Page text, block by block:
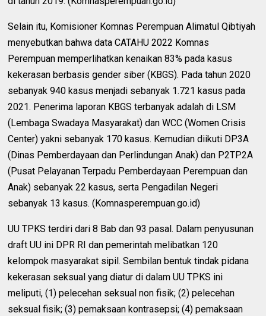
Selain itu, Komisioner Komnas Perempuan Alimatul Qibtiyah
menyebutkan bahwa data CATAHU 2022 Komnas
Perempuan memperlihatkan kenaikan 83% pada kasus
kekerasan berbasis gender siber (KBGS). Pada tahun 2020
sebanyak 940 kasus menjadi sebanyak 1.721 kasus pada
2021. Penerima laporan KBGS terbanyak adalah di LSM
(Lembaga Swadaya Masyarakat) dan WCC (Women Crisis
Center) yakni sebanyak 170 kasus. Kemudian diikuti DP3A
(Dinas Pemberdayaan dan Perlindungan Anak) dan P2TP2A
(Pusat Pelayanan Terpadu Pemberdayaan Perempuan dan
Anak) sebanyak 22 kasus, serta Pengadilan Negeri
sebanyak 13 kasus. (Komnasperempuan.go.id)
UU TPKS terdiri dari 8 Bab dan 93 pasal. Dalam penyusunan
draft UU ini DPR RI dan pemerintah melibatkan 120
kelompok masyarakat sipil. Sembilan bentuk tindak pidana
kekerasan seksual yang diatur di dalam UU TPKS ini
meliputi, (1) pelecehan seksual non fisik; (2) pelecehan
seksual fisik; (3) pemaksaan kontrasepsi; (4) pemaksaan